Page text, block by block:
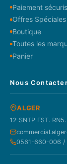
Paiement
Offres
Boutique
Toutes les
Panier
Nous Contacter
ALGER
12 SNTP EST.
0561-660-006 /